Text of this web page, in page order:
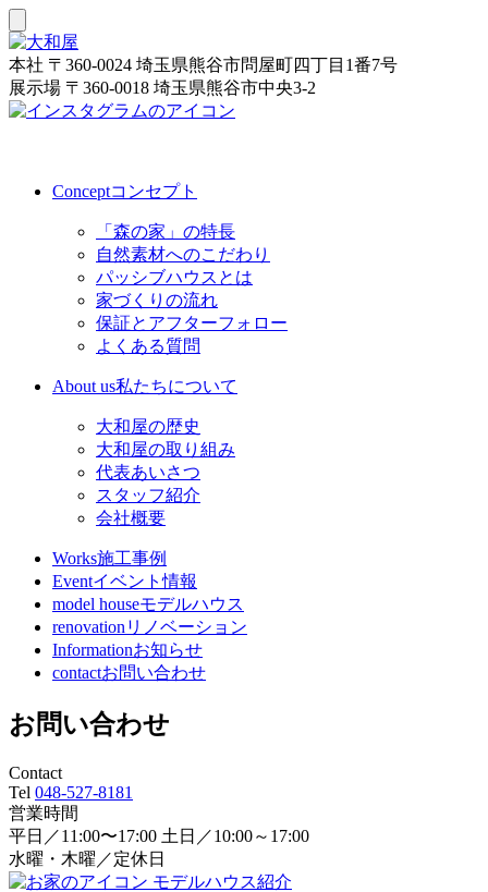
本社 〒360-0024 埼玉県熊谷市問屋町四丁目1番7号
展示場 〒360-0018 埼玉県熊谷市中央3-2
Conceptコンセプト
「森の家」の特長
自然素材へのこだわり
パッシブハウスとは
家づくりの流れ
保証とアフターフォロー
よくある質問
About us私たちについて
大和屋の歴史
大和屋の取り組み
代表あいさつ
スタッフ紹介
会社概要
Works施工事例
Eventイベント情報
model houseモデルハウス
renovation リノベーション
Informationお知らせ
contactお問い合わせ
お問い合わせ
Contact
Tel 048-527-8181
営業時間
平日／11:00〜17:00 土日／10:00～17:00
水曜・木曜／定休日
モデルハウス紹介